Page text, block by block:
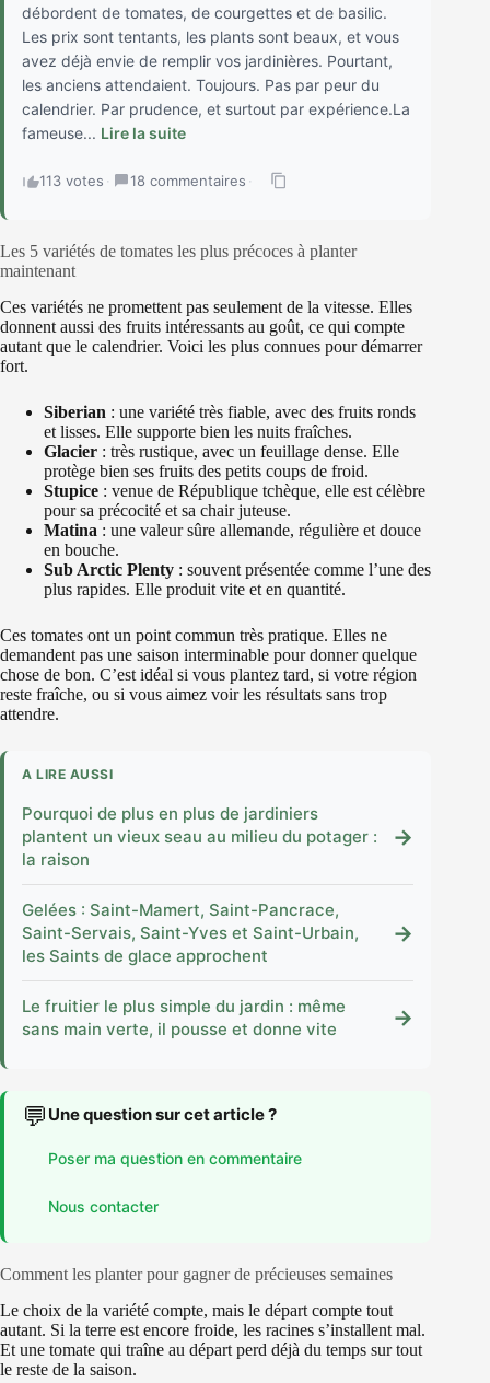
débordent de tomates, de courgettes et de basilic.
Les prix sont tentants, les plants sont beaux, et vous
avez déjà envie de remplir vos jardinières. Pourtant,
les anciens attendaient. Toujours. Pas par peur du
calendrier. Par prudence, et surtout par expérience.La
fameuse... Lire la suite
113 votes · 18 commentaires ·
Les 5 variétés de tomates les plus précoces à planter
maintenant
Ces variétés ne promettent pas seulement de la vitesse. Elles
donnent aussi des fruits intéressants au goût, ce qui compte
autant que le calendrier. Voici les plus connues pour démarrer
fort.
Siberian : une variété très fiable, avec des fruits ronds
et lisses. Elle supporte bien les nuits fraîches.
Glacier : très rustique, avec un feuillage dense. Elle
protège bien ses fruits des petits coups de froid.
Stupice : venue de République tchèque, elle est célèbre
pour sa précocité et sa chair juteuse.
Matina : une valeur sûre allemande, régulière et douce
en bouche.
Sub Arctic Plenty : souvent présentée comme l’une des
plus rapides. Elle produit vite et en quantité.
Ces tomates ont un point commun très pratique. Elles ne
demandent pas une saison interminable pour donner quelque
chose de bon. C’est idéal si vous plantez tard, si votre région
reste fraîche, ou si vous aimez voir les résultats sans trop
attendre.
A LIRE AUSSI
Pourquoi de plus en plus de jardiniers
plantent un vieux seau au milieu du potager :
la raison
→
Gelées : Saint-Mamert, Saint-Pancrace,
Saint-Servais, Saint-Yves et Saint-Urbain,
les Saints de glace approchent
→
Le fruitier le plus simple du jardin : même
sans main verte, il pousse et donne vite
→
💬 Une question sur cet article ?
Poser ma question en commentaire
Nous contacter
Comment les planter pour gagner de précieuses semaines
Le choix de la variété compte, mais le départ compte tout
autant. Si la terre est encore froide, les racines s’installent mal.
Et une tomate qui traîne au départ perd déjà du temps sur tout
le reste de la saison.